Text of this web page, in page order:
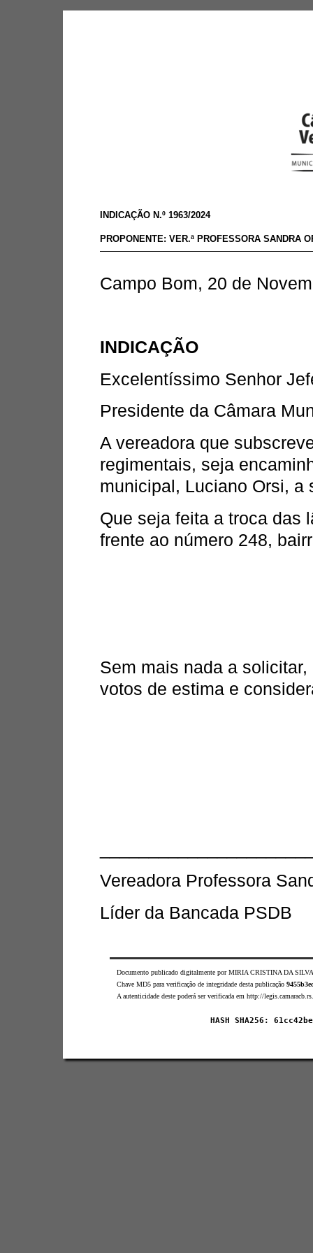
INDICAÇÃO N.º 1963/2024
PROPONENTE: VER.ª PROFESSORA SANDRA
Campo Bom, 20 de
INDICAÇÃO
Excelentíssimo Senhor
Presidente da Câmara
A vereadora que
regimentais, seja
municipal, Luciano Orsi, a
Que seja feita a troca das
frente ao número 248,
Sem mais nada a
votos de estima e
Vereadora Professora
Líder da Bancada PSDB
Documento publicado digitalmente por MIRIA CRISTINA DA
Chave MD5 para verificação de integridade desta publicação
A autenticidade deste poderá ser verificada em http://
HASH SHA256: